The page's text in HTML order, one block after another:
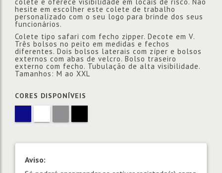
hesite em escolher este colete de trabalho
personalizado com o seu logo para brinde dos seus
funcionários.
Colete tipo safari com fecho zipper. Decote em V.
Três bolsos no peito em medidas e fechos
diferentes. Dois bolsos laterais com zíper e bolsos
externos com abas de velcro. Bolso traseiro
externo com fecho. Tubulação de alta visibilidade.
Tamanhos: M ao XXL
CORES DISPONÍVEIS
Aviso: